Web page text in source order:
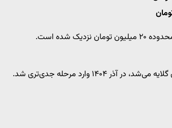
نزدیک شده است.
وارد مرحله جدی‌تری شد.